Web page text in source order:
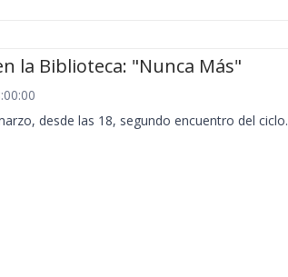
la Biblioteca: "Nunca Más"
desde las 18, segundo encuentro del ciclo.